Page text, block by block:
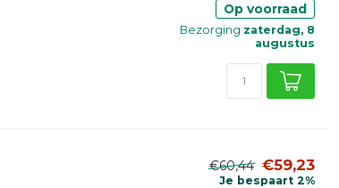
Op voorraad
Bezorging zaterdag, 8
augustus
€60,44 €59,23
Je bespaart 2%